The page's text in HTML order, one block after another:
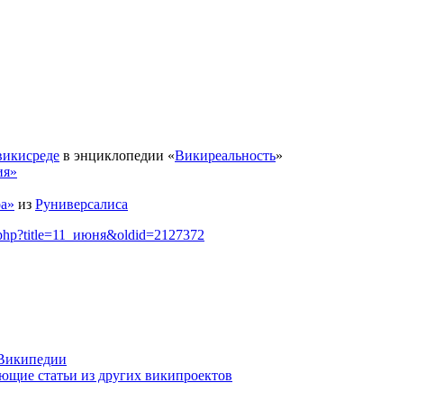
в энциклопедии «Викиреальность»
из Руниверсалиса
статьи из других википроектов